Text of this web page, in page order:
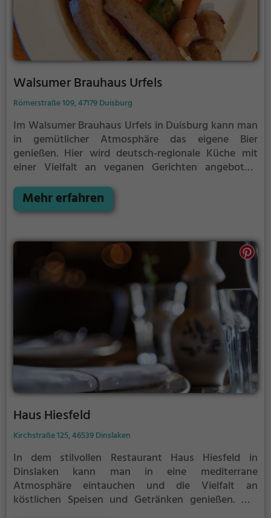
Walsumer Brauhaus Urfels
Römerstraße 109, 47179 Duisburg
Im Walsumer Brauhaus Urfels in Duisburg kann man
in gemütlicher Atmosphäre das eigene Bier
genießen. Hier wird deutsch-regionale Küche mit
einer Vielfalt an veganen Gerichten angeboten.
auch leckere Frühstücks- und Brunch-Optionen. Man
kann in die Welt der Brauerei eintauchen und die
entdecken. Dieses Restaurant lädt nicht nur zum
Essen und Trinken ein, sondern bringt auch das
authentische Flair der Region auf den Tisch. Tauche
ein und erlebe die kulinarische Vielfalt des Walsumer
Mehr erfahren
Haus Hiesfeld
Kirchstraße 125, 46539 Dinslaken
In dem stilvollen Restaurant Haus Hiesfeld in
Dinslaken kann man in eine mediterrane
Atmosphäre eintauchen und die Vielfalt an
köstlichen Speisen und Getränken genießen. Mit